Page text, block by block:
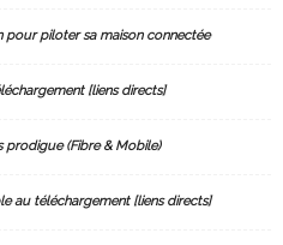
pour piloter sa maison connectée
[liens directs]
prodigue (Fibre & Mobile)
au téléchargement [liens directs]